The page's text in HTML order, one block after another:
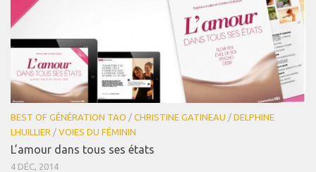
BEST OF GÉNÉRATION TAO / CHRISTINE GATINEAU / DELPHINE
LHUILLIER / VOIES DU FÉMININ
L’amour dans tous ses états
4 DÉC, 2014